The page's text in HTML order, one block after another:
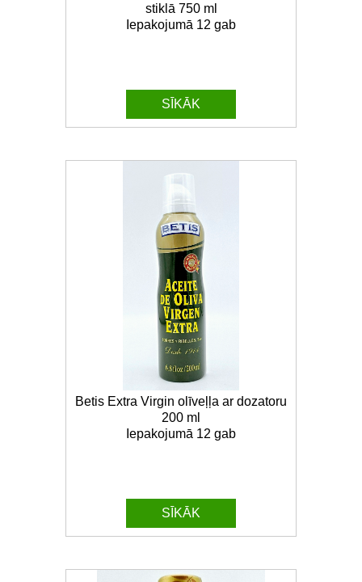
stiklā 750 ml
Iepakojumā 12 gab
SĪKĀK
Betis Extra Virgin olīveļļa ar dozatoru
200 ml
Iepakojumā 12 gab
SĪKĀK